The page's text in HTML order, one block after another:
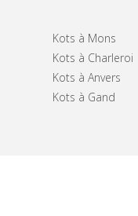
Kots à Mons
Kots à Charleroi
Kots à Anvers
Kots à Gand